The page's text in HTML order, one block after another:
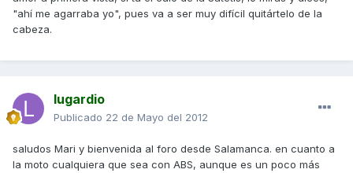
"ahí me agarraba yo", pues va a ser muy difícil quitártelo de la
cabeza.
lugardio
Publicado 22 de Mayo del 2012
saludos Mari y bienvenida al foro desde Salamanca. en cuanto a
la moto cualquiera que sea con ABS, aunque es un poco más